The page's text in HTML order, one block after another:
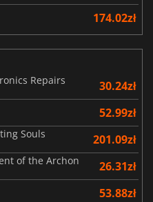
174.02zł
Repairs
30.24zł
52.99zł
Souls 201.09zł
of the Archon 26.31zł
53.88zł